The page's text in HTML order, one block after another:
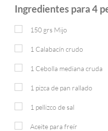
Ingredientes para 4
150 grs Mijo
1 Calabacín crudo
1 Cebolla mediana cruda
1 pizca de pan rallado
1 pellizco de sal
Aceite para freír